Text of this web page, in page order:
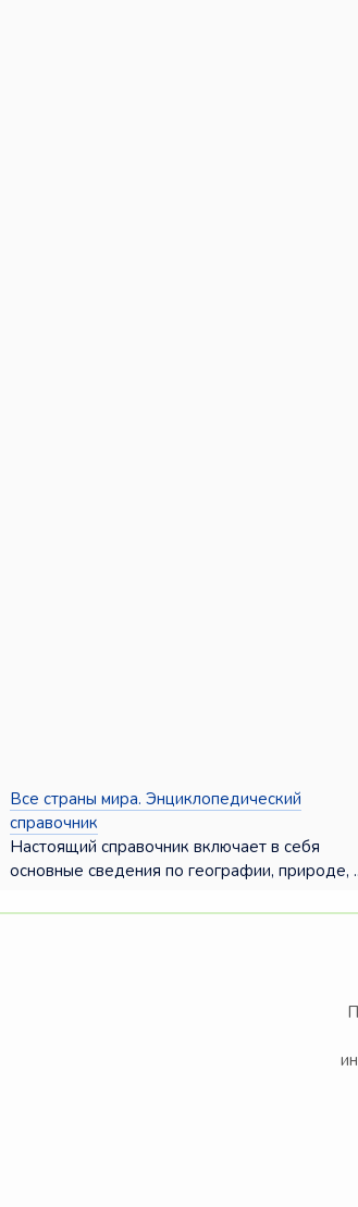
Все страны мира. Энциклопедический
справочник
Настоящий справочник включает в себя
основные сведения по географии, природе,